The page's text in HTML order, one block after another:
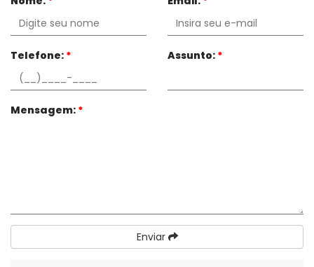
Telefone: * Assunto: *
Mensagem: *
Enviar